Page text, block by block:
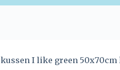
kussen I like green